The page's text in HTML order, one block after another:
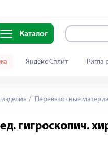
Каталог
Яндекс Сплит Ригла
Перевязочные
гигроскопич.